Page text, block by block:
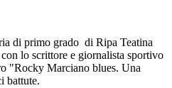
di primo grado di Ripa Teatina
lo scrittore e giornalista sportivo
"Rocky Marciano blues. Una
battute.